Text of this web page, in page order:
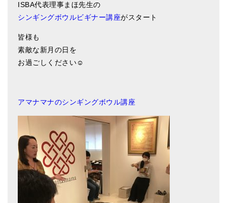
アウトレット
神々とつながるジュエリー
チベット・マントラ・ヒーリングCD
ギフトラッピング
シンギングボウル講座
ISBA代表理事まほ先生の
シンギングボウルビギナー講座がスタート
皆様も
素敵な新月の日を
お過ごしください☺️
アマナマナのシンギングボウル講座